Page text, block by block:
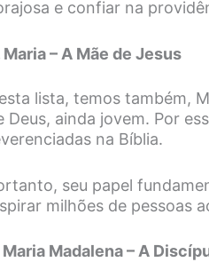
e confiar na
Maria – A Mãe de Jesus
lista, temos também,
Deus, ainda jovem. Por
na Bíblia.
seu papel
milhões de pessoas
Maria Madalena – A